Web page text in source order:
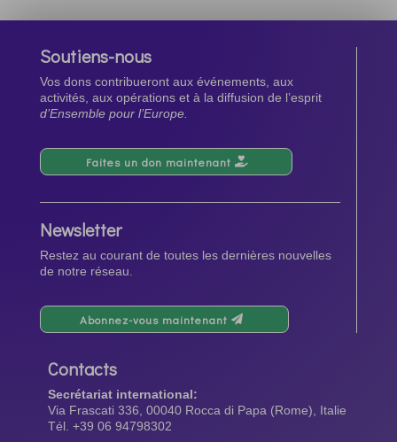
Soutiens-nous
Vos dons contribueront aux événements, aux
activités, aux opérations et à la diffusion de l’esprit
d’Ensemble pour l’Europe.
Faites un don maintenant
Newsletter
Restez au courant de toutes les dernières nouvelles
de notre réseau.
Abonnez-vous maintenant
Contacts
Secrétariat international:
Via Frascati 336, 00040 Rocca di Papa (Rome), Italie
Tél. +39 06 94798302